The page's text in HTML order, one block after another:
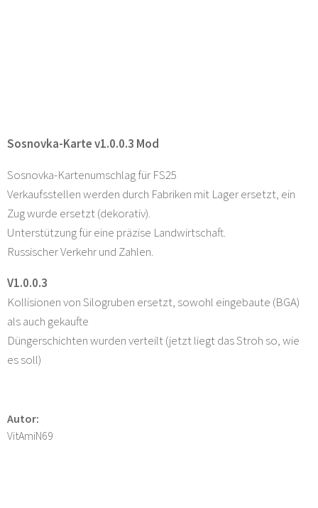
Sosnovka-Karte v1.0.0.3 Mod
Sosnovka-Kartenumschlag für FS25
Verkaufsstellen werden durch Fabriken mit Lager ersetzt, ein
Zug wurde ersetzt (dekorativ).
Unterstützung für eine präzise Landwirtschaft.
Russischer Verkehr und Zahlen.
V1.0.0.3
Kollisionen von Silogruben ersetzt, sowohl eingebaute (BGA)
als auch gekaufte
Düngerschichten wurden verteilt (jetzt liegt das Stroh so, wie
es soll)
Autor:
VitAmiN69